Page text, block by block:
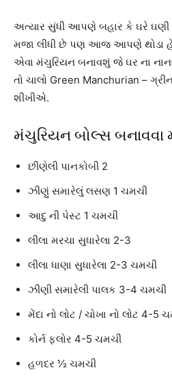
અત્યાર સુંધી આપણે બહાર કે ઘરે
મજા લીધી છે પણ આજ આપણે થોડા
એવા મંચુરિયન બનાવશું જે ઘર ના
તો ચાલો Green Manchurian –
શીખીએ.
મંચુરિયન બોલ્સ બનાવવા
છીણેલી પાનકોબી 2
ઝીણું સમારેલું લસણ 1 ચમચી
આદુ ની પેસ્ટ 1 ચમચી
લીલા મરચા સુધારેલા 2-3
લીલા ધાણા સુધારેલા 2-3 ચમચી
ઝીણી સમારેલી પાલક 3-4 ચમચી
મેંદા નો લોટ / ચોખા નો લોટ 4-5
કોર્ન ફ્લોર 4-5 ચમચી
હળદર ½ ચમચી